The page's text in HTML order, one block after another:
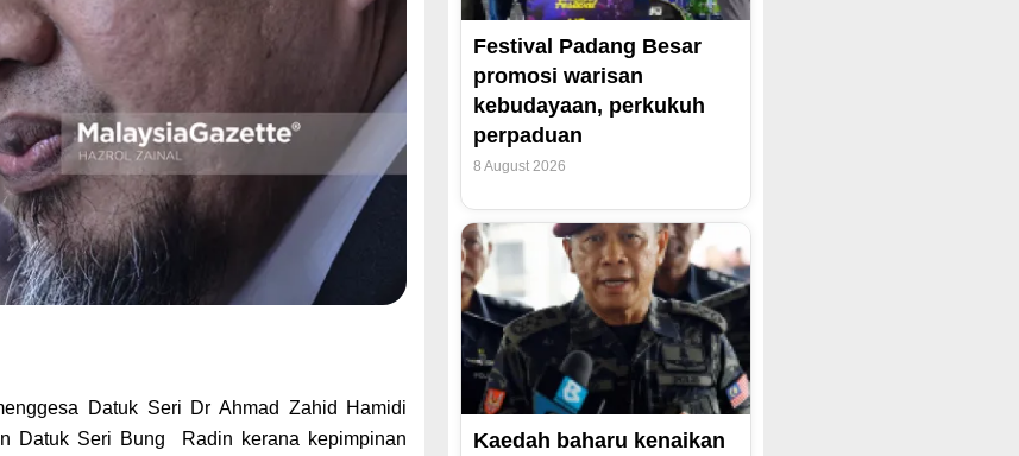
Datuk Seri Dr Ahmad Zahid Hamidi
Datuk Seri Bung Radin kerana kepimpinan
Festival Padang Besar
promosi warisan
kebudayaan, perkukuh
perpaduan
8 August 2026
Kaedah baharu kenaikan